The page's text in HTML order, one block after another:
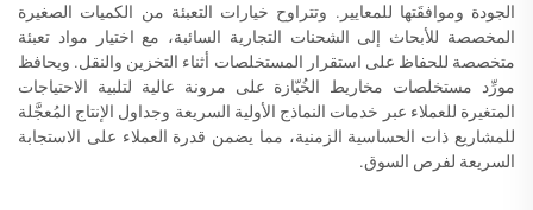
الجودة وموافقَتها للمعايير. وتتراوح خيارات التعبئة من الكميات الصغيرة
المخصصة للأبحاث إلى الشحنات التجارية السائبة، مع اختيار مواد تعبئة
متخصصة للحفاظ على استقرار المستخلصات أثناء التخزين والنقل. ويحافظ
مورِّد مستخلصات مخاريط الخُبّازة على مرونة عالية لتلبية الاحتياجات
المتغيرة للعملاء عبر خدمات النماذج الأولية السريعة وجداول الإنتاج المُعجَّلة
للمشاريع ذات الحساسية الزمنية، مما يضمن قدرة العملاء على الاستجابة
السريعة لفرص السوق.